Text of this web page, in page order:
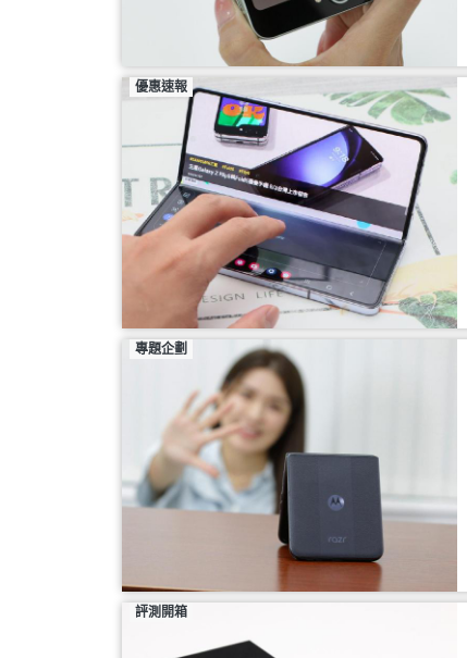
優惠速報
專題企劃
評測開箱